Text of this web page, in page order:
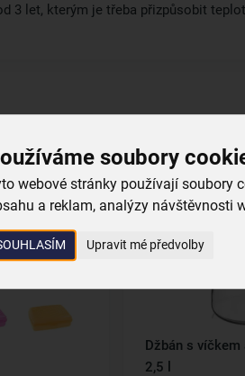
soubory
webové stránky používají soubory
a reklam, analýzy návštěvnosti
Upravit mé předvolby
3 let, kterým je třeba přizpůsobit
Džbán s
2,5 l